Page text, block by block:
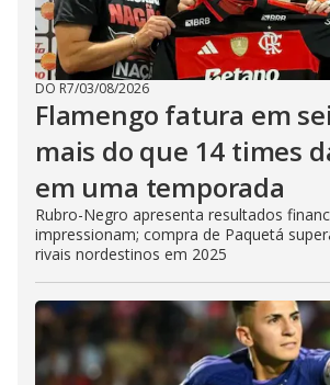
DO R7/03/08/2026
Flamengo fatura em
mais do que 14 times
em uma temporada
Rubro-Negro apresenta resultados
impressionam; compra de Paquetá
rivais nordestinos em 2025